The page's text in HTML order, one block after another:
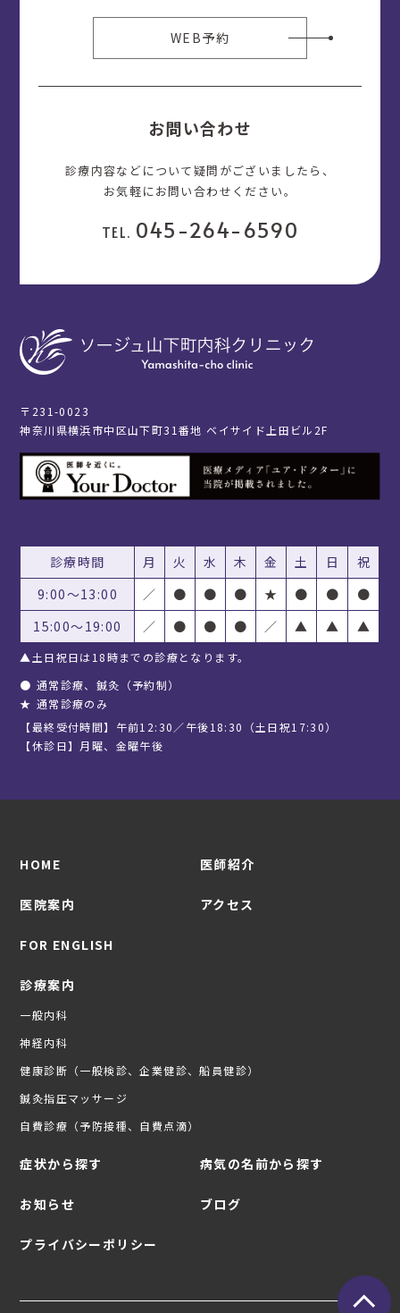
WEB予約
お問い合わせ
診療内容などについて疑問がございましたら、
お気軽にお問い合わせください。
TEL. 045-264-6590
〒231-0023
神奈川県横浜市中区山下町31番地 ベイサイド上田ビル2F
診療時間 月 火 水 木 金 土 日
祝
9:00〜13:00
／ ● ● ● ★ ● ●
●
15:00〜19:00
／ ● ● ● ／ ▲ ▲ ▲
▲土日祝日は18時までの診療となります。
● 通常診療、鍼灸（予約制）
★ 通常診療のみ
【最終受付時間】午前12:30／午後18:30（土日祝17:30）
【休診日】月曜、金曜午後
HOME 医師紹介
医院案内 アクセス
FOR ENGLISH
診療案内
一般内科
神経内科
健康診断（一般検診、企業健診、船員健診）
鍼灸指圧マッサージ
自費診療（予防接種、自費点滴）
症状から探す 病気の名前から探す
お知らせ ブログ
プライバシーポリシー